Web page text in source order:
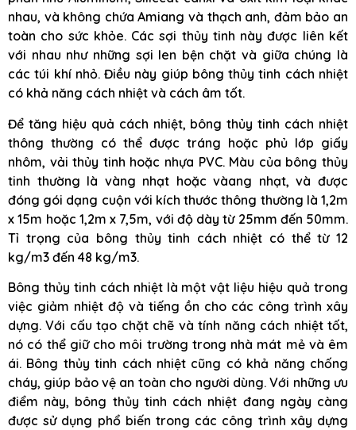
nhau, và không chứa Amiang và thạch anh, đảm bảo an
toàn cho sức khỏe. Các sợi thủy tinh này được liên kết
với nhau như những sợi len bện chặt và giữa chúng là
các túi khí nhỏ. Điều này giúp bông thủy tinh cách nhiệt
có khả năng cách nhiệt và cách âm tốt.
Để tăng hiệu quả cách nhiệt, bông thủy tinh cách nhiệt
thông thường có thể được tráng hoặc phủ lớp giấy
nhôm, vải thủy tinh hoặc nhựa PVC. Màu của bông thủy
tinh thường là vàng nhạt hoặc vàang nhạt, và được
đóng gói dạng cuộn với kích thước thông thường là 1,2m
x 15m hoặc 1,2m x 7,5m, với độ dày từ 25mm đến 50mm.
Tỉ trọng của bông thủy tinh cách nhiệt có thể từ 12
kg/m3 đến 48 kg/m3.
Bông thủy tinh cách nhiệt là một vật liệu hiệu quả trong
việc giảm nhiệt độ và tiếng ồn cho các công trình xây
dựng. Với cấu tạo chặt chẽ và tính năng cách nhiệt tốt,
nó có thể giữ cho môi trường trong nhà mát mẻ và êm
ái. Bông thủy tinh cách nhiệt cũng có khả năng chống
cháy, giúp bảo vệ an toàn cho người dùng. Với những ưu
điểm này, bông thủy tinh cách nhiệt đang ngày càng
được sử dụng phổ biến trong các công trình xây dựng